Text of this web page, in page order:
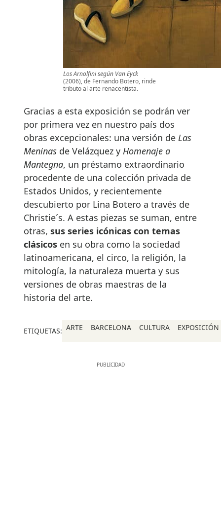
Los Arnolfini según Van Eyck
(2006), de Fernando Botero, rinde
tributo al arte renacentista.
Gracias a esta exposición se podrán ver
por primera vez en nuestro país dos
obras excepcionales: una versión de Las
Meninas de Velázquez y Homenaje a
Mantegna, un préstamo extraordinario
procedente de una colección privada de
Estados Unidos, y recientemente
descubierto por Lina Botero a través de
Christie´s. A estas piezas se suman, entre
otras, sus series icónicas con temas
clásicos en su obra como la sociedad
latinoamericana, el circo, la religión, la
mitología, la naturaleza muerta y sus
versiones de obras maestras de la
historia del arte.
ETIQUETAS: ARTE BARCELONA CULTURA EXPOSICIÓN